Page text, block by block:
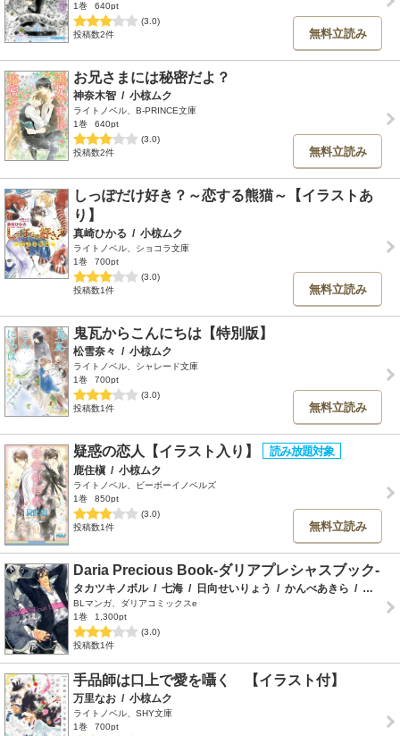
1巻
640pt
(3.0)
投稿数2件
無料立読み
お兄さまには秘密だよ？
神奈木智 / 小椋ムク
ライトノベル、B-PRINCE文庫
1巻
640pt
(3.0)
投稿数2件
無料立読み
しっぽだけ好き？～恋する熊猫～【イラストあ
り】
真崎ひかる / 小椋ムク
ライトノベル、ショコラ文庫
1巻
700pt
(3.0)
投稿数1件
無料立読み
鬼瓦からこんにちは【特別版】
松雪奈々 / 小椋ムク
ライトノベル、シャレード文庫
1巻
700pt
(3.0)
投稿数1件
無料立読み
疑惑の恋人【イラスト入り】
鹿住槇 / 小椋ムク
ライトノベル、ビーボーイノベルズ
1巻
850pt
(3.0)
投稿数1件
無料立読み
Daria Precious Book-ダリアプレシャスブック-
タカツキノボル / 七海 / 日向せいりょう / かんべあきら /
BLマンガ、ダリアコミックスe
1巻
1,300pt
(3.0)
投稿数1件
手品師は口上で愛を囁く 【イラスト付】
万里なお / 小椋ムク
ライトノベル、SHY文庫
1巻
700pt